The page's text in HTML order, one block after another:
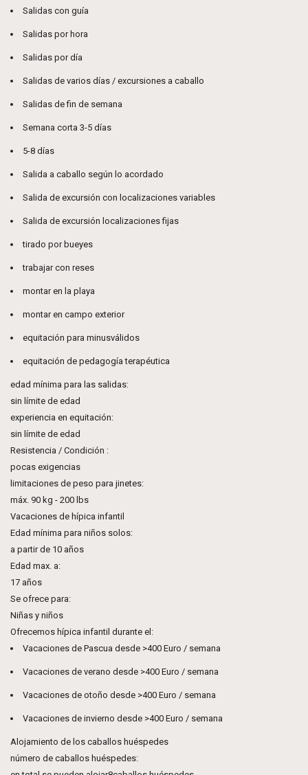
Salidas con guía
Salidas por hora
Salidas por día
Salidas de varios días / excursiones a caballo
Salidas de fin de semana
Semana corta 3-5 días
5-8 días
Salida a caballo según lo acordado
Salida de excursión con localizaciones variables
Salida de excursión localizaciones fijas
tirado por bueyes
trabajar con reses
montar en la playa
montar en campo exterior
equitación para minusválidos
equitación de pedagogía terapéutica
edad mínima para las salidas:
sin límite de edad
experiencia en equitación:
sin límite de edad
Resistencia / Condición :
pocas exigencias
limitaciones de peso para jinetes:
máx. 90 kg - 200 lbs
Vacaciones de hípica infantil
Edad mínima para niños solos:
a partir de 10 años
Edad max. a:
17 años
Se ofrece para:
Niñas y niños
Ofrecemos hípica infantil durante el:
Vacaciones de Pascua desde >400 Euro / semana
Vacaciones de verano desde >400 Euro / semana
Vacaciones de otoño desde >400 Euro / semana
Vacaciones de invierno desde >400 Euro / semana
Alojamiento de los caballos huéspedes
número de caballos huéspedes: